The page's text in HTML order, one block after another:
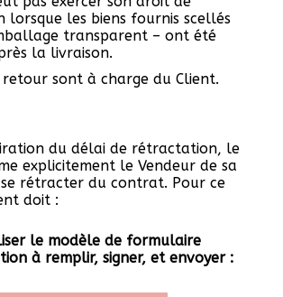
lorsque les biens fournis scellés
transparent – ont été
la livraison.
retour sont à charge du Client.
du délai de rétractation, le
explicitement le Vendeur de sa
rétracter du contrat. Pour ce
doit :
le modèle de formulaire
à remplir, signer, et envoyer :